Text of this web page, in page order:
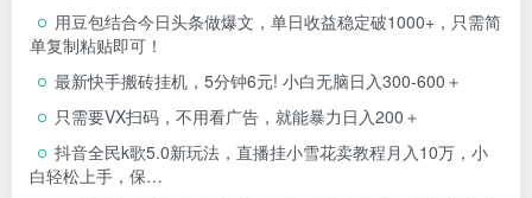
用豆包结合今日头条做爆文，单日收益稳定破1000+，只需简
单复制粘贴即可！
最新快手搬砖挂机，5分钟6元! 小白无脑日入300-600＋
只需要VX扫码，不用看广告，就能暴力日入200＋
抖音全民k歌5.0新玩法，直播挂小雪花卖教程月入10万，小
白轻松上手，保…